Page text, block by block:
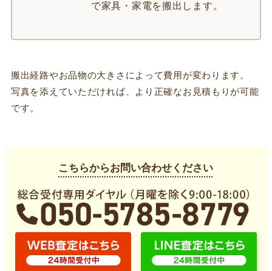
で家具・家電を搬出します。
搬出経路やお品物の大きさによって費用が変わります。
写真を添えていただければ、より正確なお見積もりが可能
です。
こちらからお問い合わせください